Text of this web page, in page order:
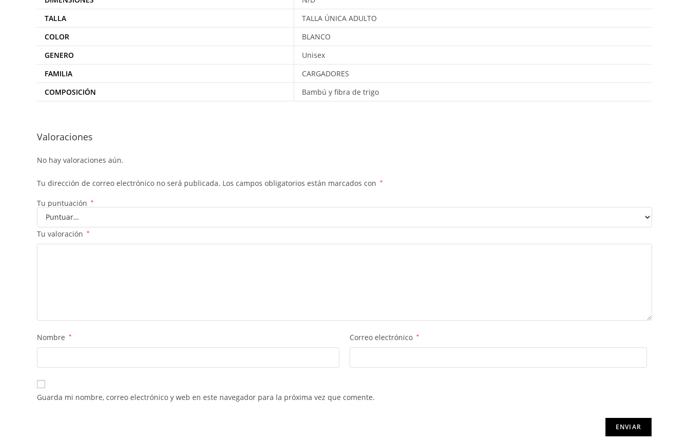
TALLA
TALLA ÚNICA ADULTO
COLOR
BLANCO
GENERO
Unisex
FAMILIA
CARGADORES
COMPOSICIÓN
Bambú y fibra de trigo
Valoraciones
No hay valoraciones aún.
Tu dirección de correo electrónico no será publicada. Los campos obligatorios están marcados con *
Tu puntuación *
Tu valoración *
Nombre * Correo electrónico *
Guarda mi nombre, correo electrónico y web en este navegador para la próxima vez que comente.